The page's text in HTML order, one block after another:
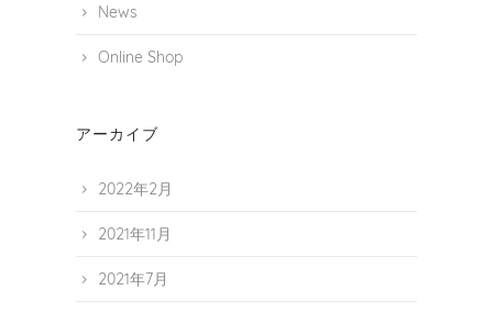
News
Online Shop
アーカイブ
2022年2月
2021年11月
2021年7月